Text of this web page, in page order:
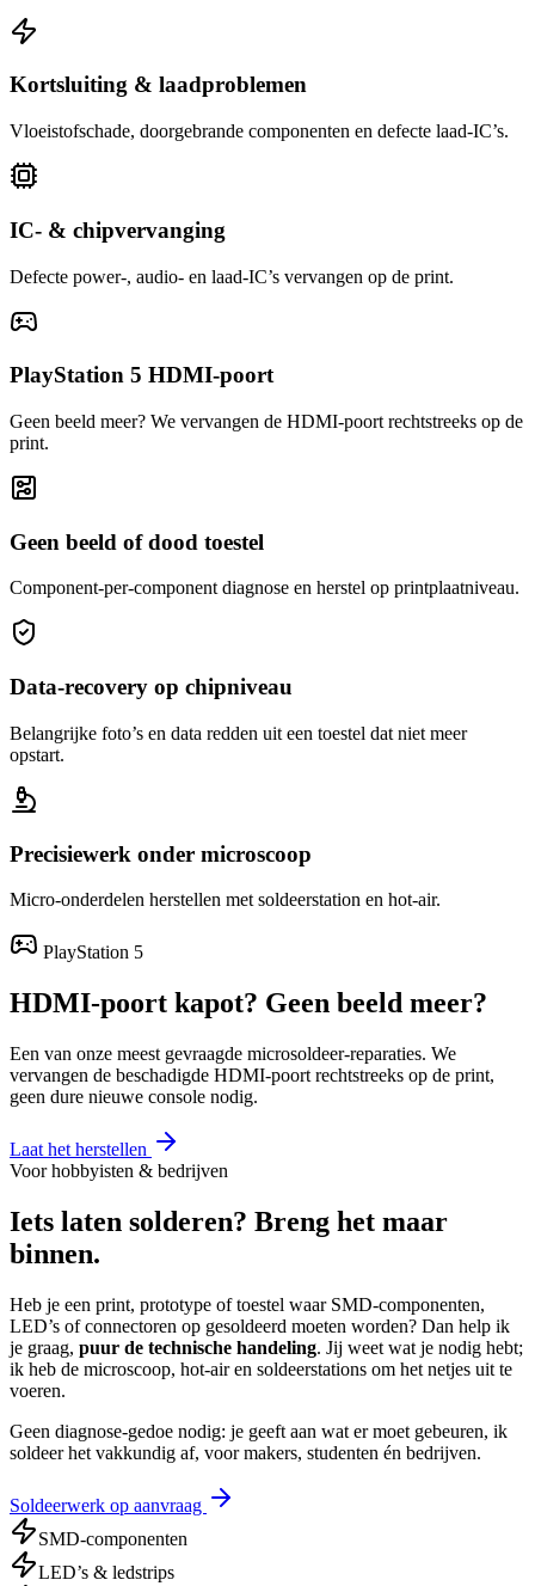
Kortsluiting & laadproblemen
Vloeistofschade, doorgebrande componenten en defecte laad-IC’s.
IC- & chipvervanging
Defecte power-, audio- en laad-IC’s vervangen op de print.
PlayStation 5 HDMI-poort
Geen beeld meer? We vervangen de HDMI-poort rechtstreeks op de
print.
Geen beeld of dood toestel
Component-per-component diagnose en herstel op printplaatniveau.
Data-recovery op chipniveau
Belangrijke foto’s en data redden uit een toestel dat niet meer
opstart.
Precisiewerk onder microscoop
Micro-onderdelen herstellen met soldeerstation en hot-air.
PlayStation 5
HDMI-poort kapot? Geen beeld meer?
Een van onze meest gevraagde microsoldeer-reparaties. We
vervangen de beschadigde HDMI-poort rechtstreeks op de print,
geen dure nieuwe console nodig.
Laat het herstellen
Voor hobbyisten & bedrijven
Iets laten solderen? Breng het maar
binnen.
Heb je een print, prototype of toestel waar SMD-componenten,
LED’s of connectoren op gesoldeerd moeten worden? Dan help ik
je graag, puur de technische handeling. Jij weet wat je nodig hebt;
ik heb de microscoop, hot-air en soldeerstations om het netjes uit te
voeren.
Geen diagnose-gedoe nodig: je geeft aan wat er moet gebeuren, ik
soldeer het vakkundig af, voor makers, studenten én bedrijven.
Soldeerwerk op aanvraag
SMD-componenten
LED’s & ledstrips